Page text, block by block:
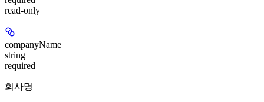
read-only
companyName
string
required
회사명